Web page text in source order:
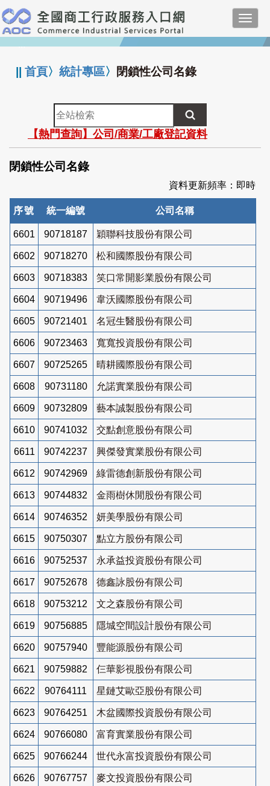
跳
到
主
要
:::
||首頁〉統計專區〉 閉鎖性公司名錄
全
站
檢
索
【熱門查詢】公司/商業/工廠登記資料
閉鎖性公司名錄
資料更新頻率：即時
序號 統一編號 公司名稱
6601 90718187 穎聯科技股份有限公司
6602 90718270 松和國際股份有限公司
6603 90718383 笑口常開影業股份有限公司
6604 90719496 韋沃國際股份有限公司
6605 90721401 名冠生醫股份有限公司
6606 90723463 寬寬投資股份有限公司
6607 90725265 晴耕國際股份有限公司
6608 90731180 允諾實業股份有限公司
6609 90732809 藝本誠製股份有限公司
6610 90741032 交點創意股份有限公司
6611 90742237 興傑發實業股份有限公司
6612 90742969 綠雷德創新股份有限公司
6613 90744832 金雨樹休閒股份有限公司
6614 90746352 妍美學股份有限公司
6615 90750307 點立方股份有限公司
6616 90752537 永承益投資股份有限公司
6617 90752678 德鑫詠股份有限公司
6618 90753212 文之森股份有限公司
6619 90756885 隱城空間設計股份有限公司
6620 90757940 豐能源股份有限公司
6621 90759882 仨華影視股份有限公司
6622 90764111 星鏈艾歐亞股份有限公司
6623 90764251 木盆國際投資股份有限公司
6624 90766080 富育實業股份有限公司
6625 90766244 世代永富投資股份有限公司
6626 90767757 麥文投資股份有限公司